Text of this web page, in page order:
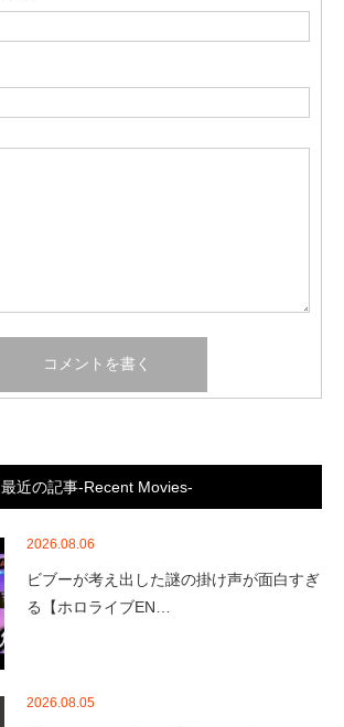
最近の記事-Recent Movies-
2026.08.06
ビブーが考え出した謎の掛け声が面白すぎ
る【ホロライブEN…
2026.08.05